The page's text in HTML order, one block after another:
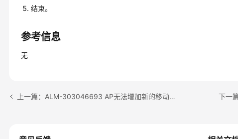
结束。
参考信息
无
上一篇：ALM-303046693 AP无法增加新的移动用户告警 下一